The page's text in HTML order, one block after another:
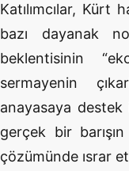
Katılımcılar, Kürt
bazı dayanak
beklentisinin
sermayenin
anayasaya
gerçek bir
çözümünde ısrar